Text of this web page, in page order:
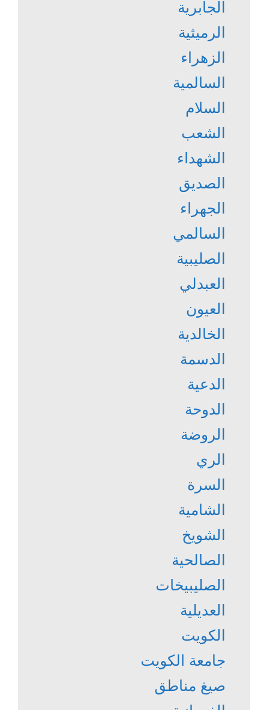
الجابرية
الرميثية
الزهراء
السالمية
السلام
الشعب
الشهداء
الصديق
الجهراء
السالمي
الصليبية
العبدلي
العيون
الخالدية
الدسمة
الدعية
الدوحة
الروضة
الري
السرة
الشامية
الشويخ
الصالحية
الصليبيخات
العديلية
الكويت
جامعة الكويت
صيغ مناطق